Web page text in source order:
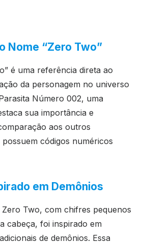
Nome “Zero Two”
é uma referência direta ao
da personagem no universo
Número 002, uma
sua importância e
aos outros
códigos numéricos
em Demônios
Zero Two, com chifres pequenos
cabeça, foi inspirado em
de demônios. Essa